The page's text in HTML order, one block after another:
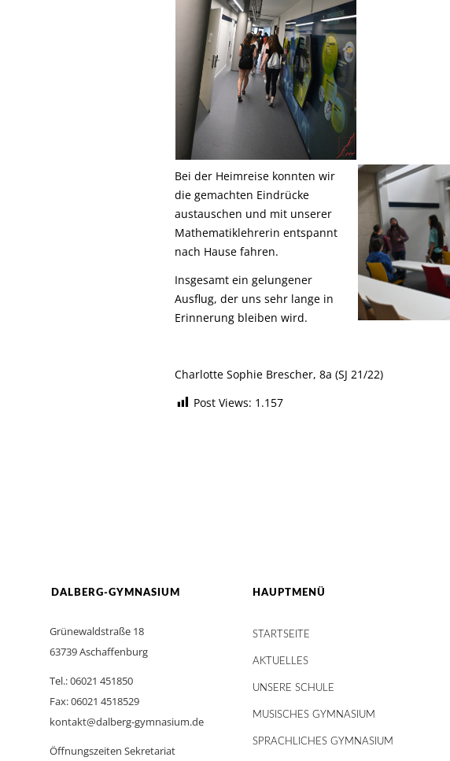
Bei der Heimreise konnten wir
die gemachten Eindrücke
austauschen und mit unserer
Mathematiklehrerin entspannt
nach Hause fahren.
Insgesamt ein gelungener
Ausflug, der uns sehr lange in
Erinnerung bleiben wird.
Charlotte Sophie Brescher, 8a (SJ 21/22)
Post Views: 1.157
DALBERG-GYMNASIUM
Grünewaldstraße 18
63739 Aschaffenburg
Tel.: 06021 451850
Fax: 06021 4518529
kontakt@dalberg-gymnasium.de
Öffnungszeiten Sekretariat
HAUPTMENÜ
STARTSEITE
AKTUELLES
UNSERE SCHULE
MUSISCHES GYMNASIUM
SPRACHLICHES GYMNASIUM